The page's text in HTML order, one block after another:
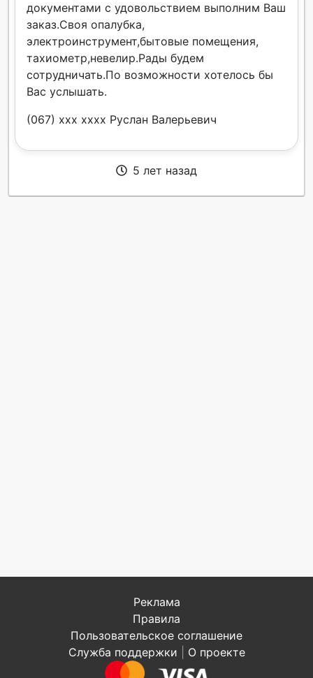
документами с удовольствием выполним Ваш
заказ.Своя опалубка,
электроинструмент,бытовые помещения,
тахиометр,невелир.Рады будем
сотрудничать.По возможности хотелось бы
Вас услышать.
(067) xxx xxxx Руслан Валерьевич
5 лет назад
Реклама
Правила
Пользовательское соглашение
Служба поддержки
О проекте